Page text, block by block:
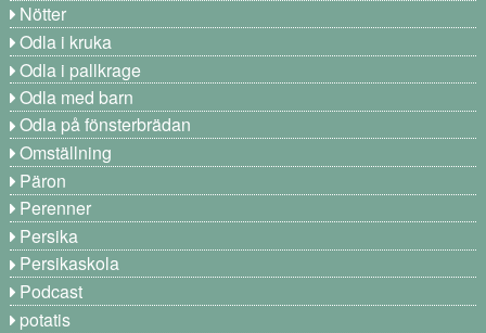
Nötter
Odla i kruka
Odla i pallkrage
Odla med barn
Odla på fönsterbrädan
Omställning
Päron
Perenner
Persika
Persikaskola
Podcast
potatis